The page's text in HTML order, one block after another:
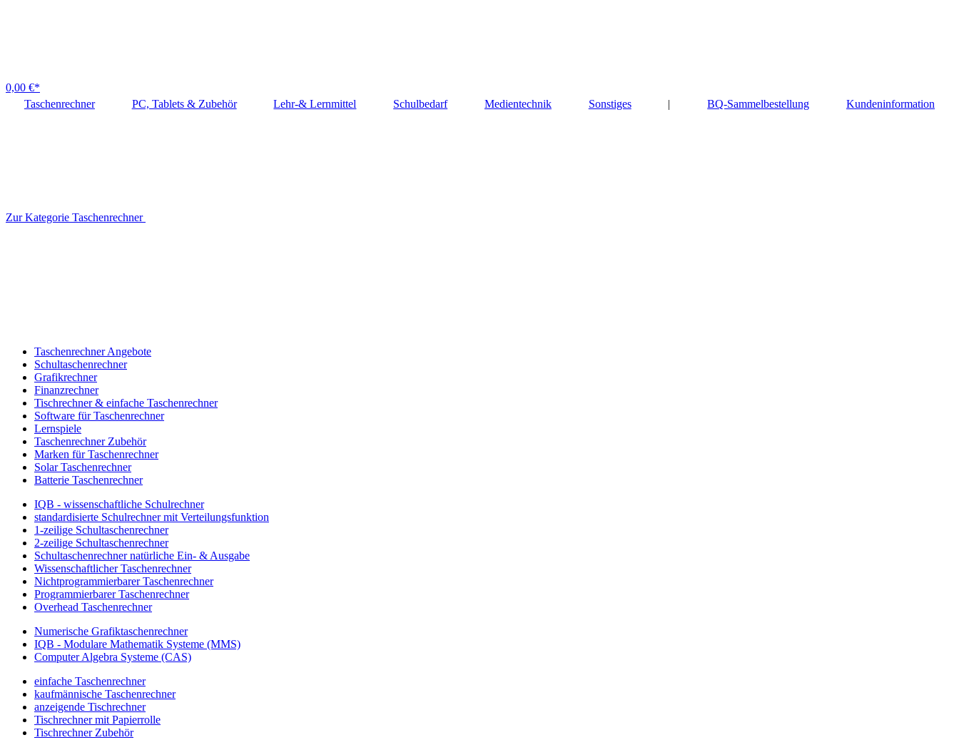
0,00 €*
Taschenrechner
PC, Tablets & Zubehör Lehr-& Lernmittel Schulbedarf Medientechnik Sonstiges | BQ-Sammelbestellung Kundeninformation
Zur Kategorie Taschenrechner
Taschenrechner Angebote
Schultaschenrechner
Grafikrechner
Finanzrechner
Tischrechner & einfache Taschenrechner
Software für Taschenrechner
Lernspiele
Taschenrechner Zubehör
Marken für Taschenrechner
Solar Taschenrechner
Batterie Taschenrechner
IQB - wissenschaftliche Schulrechner
standardisierte Schulrechner mit Verteilungsfunktion
1-zeilige Schultaschenrechner
2-zeilige Schultaschenrechner
Schultaschenrechner natürliche Ein- & Ausgabe
Wissenschaftlicher Taschenrechner
Nichtprogrammierbarer Taschenrechner
Programmierbarer Taschenrechner
Overhead Taschenrechner
Numerische Grafiktaschenrechner
IQB - Modulare Mathematik Systeme (MMS)
Computer Algebra Systeme (CAS)
einfache Taschenrechner
kaufmännische Taschenrechner
anzeigende Tischrechner
Tischrechner mit Papierrolle
Tischrechner Zubehör